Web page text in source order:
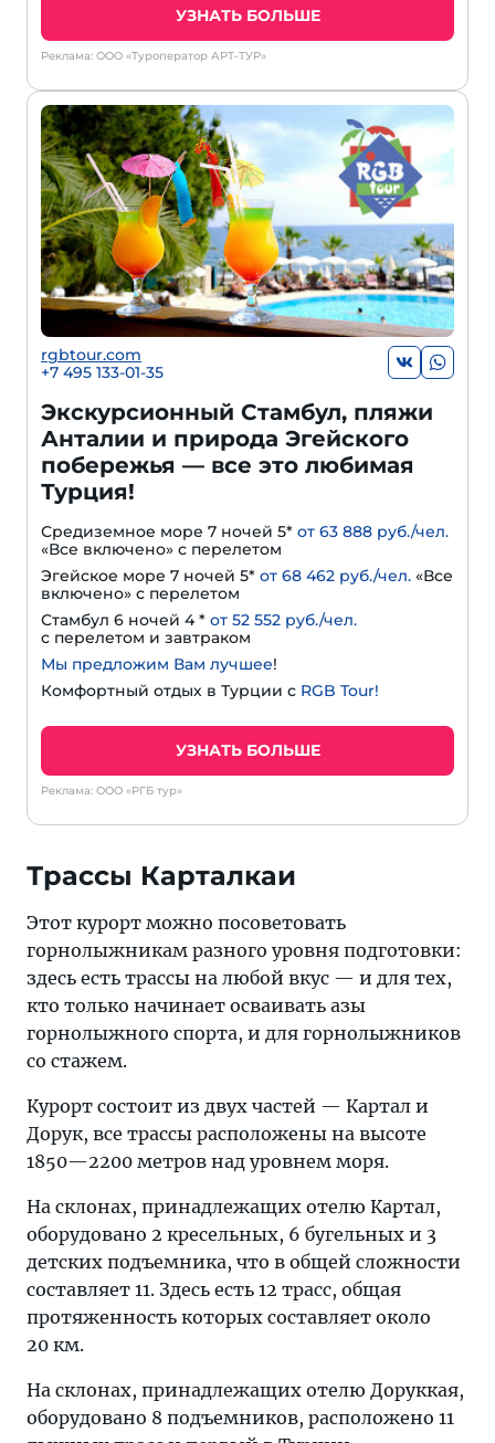
УЗНАТЬ БОЛЬШЕ
Реклама: ООО «Туроператор АРТ-ТУР»
rgbtour.com
+7 495 133-01-35
Экскурсионный Стамбул, пляжи
Анталии и природа Эгейского
побережья — все это любимая
Турция!
Средиземное море 7 ночей 5* от 63 888 руб./чел.
«Все включено» с перелетом
Эгейское море 7 ночей 5* от 68 462 руб./чел. «Все
включено» с перелетом
Стамбул 6 ночей 4 * от 52 552 руб./чел.
с перелетом и завтраком
Мы предложим Вам лучшее!
Комфортный отдых в Турции с RGB Tour!
УЗНАТЬ БОЛЬШЕ
Реклама: ООО «РГБ тур»
Трассы Карталкаи
Этот курорт можно посоветовать
горнолыжникам разного уровня подготовки:
здесь есть трассы на любой вкус — и для тех,
кто только начинает осваивать азы
горнолыжного спорта, и для горнолыжников
со стажем.
Курорт состоит из двух частей — Картал и
Дорук, все трассы расположены на высоте
1850—2200 метров над уровнем моря.
На склонах, принадлежащих отелю Картал,
оборудовано 2 кресельных, 6 бугельных и 3
детских подъемника, что в общей сложности
составляет 11. Здесь есть 12 трасс, общая
протяженность которых составляет около
20 км.
На склонах, принадлежащих отелю Доруккая,
оборудовано 8 подъемников, расположено 11